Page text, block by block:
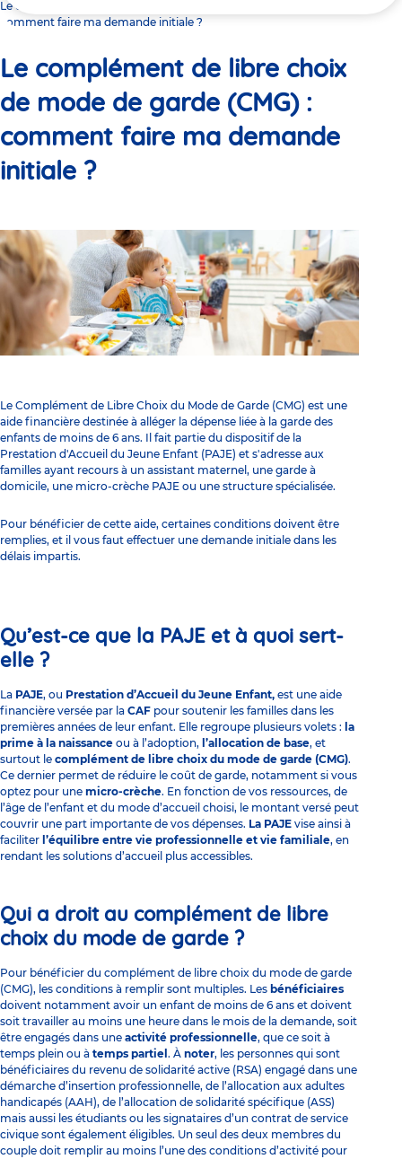
ici
Le complément de libre choix de mode de garde (CMG) :
comment faire ma demande initiale ?
Le complément de libre choix
de mode de garde (CMG) :
comment faire ma demande
initiale ?
Le Complément de Libre Choix du Mode de Garde (CMG) est une
aide financière destinée à alléger la dépense liée à la garde des
enfants de moins de 6 ans. Il fait partie du dispositif de la
Prestation d'Accueil du Jeune Enfant (PAJE) et s'adresse aux
familles ayant recours à un assistant maternel, une garde à
domicile, une micro-crèche PAJE ou une structure spécialisée.
Pour bénéficier de cette aide, certaines conditions doivent être
remplies, et il vous faut effectuer une demande initiale dans les
délais impartis.
Qu’est-ce que la PAJE et à quoi sert-
elle ?
La PAJE, ou Prestation d’Accueil du Jeune Enfant, est une aide
financière versée par la CAF pour soutenir les familles dans les
premières années de leur enfant. Elle regroupe plusieurs volets : la
prime à la naissance ou à l’adoption, l’allocation de base, et
surtout le complément de libre choix du mode de garde (CMG).
Ce dernier permet de réduire le coût de garde, notamment si vous
optez pour une micro-crèche. En fonction de vos ressources, de
l’âge de l’enfant et du mode d’accueil choisi, le montant versé peut
couvrir une part importante de vos dépenses. La PAJE vise ainsi à
faciliter l’équilibre entre vie professionnelle et vie familiale, en
rendant les solutions d’accueil plus accessibles.
Qui a droit au complément de libre
choix du mode de garde ?
Pour bénéficier du complément de libre choix du mode de garde
(CMG), les conditions à remplir sont multiples. Les bénéficiaires
doivent notamment avoir un enfant de moins de 6 ans et doivent
soit travailler au moins une heure dans le mois de la demande, soit
être engagés dans une activité professionnelle, que ce soit à
temps plein ou à temps partiel . À noter, les personnes qui sont
bénéficiaires du revenu de solidarité active (RSA) engagé dans une
démarche d’insertion professionnelle, de l’allocation aux adultes
handicapés (AAH), de l’allocation de solidarité spécifique (ASS)
mais aussi les étudiants ou les signataires d’un contrat de service
civique sont également éligibles. Un seul des deux membres du
couple doit remplir au moins l’une des conditions d’activité pour